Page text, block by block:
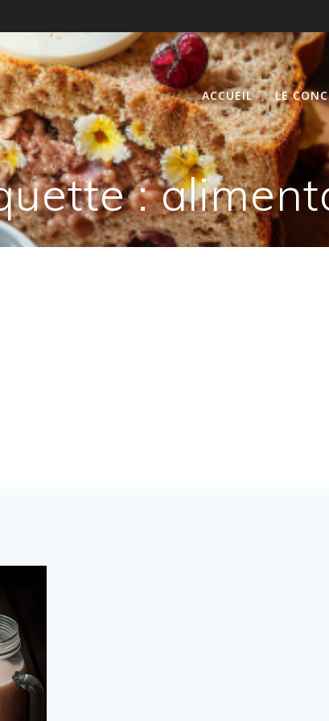
ACCUEIL LE
: